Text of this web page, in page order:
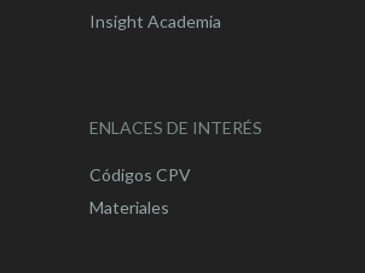
Insight Academia
ENLACES DE INTERÉS
Códigos CPV
Materiales